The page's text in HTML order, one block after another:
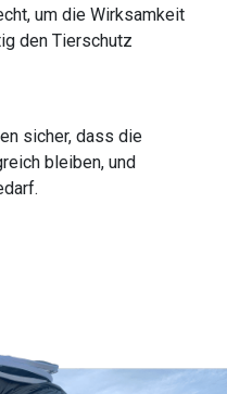
um die Wirksamkeit
den Tierschutz
sicher, dass die
bleiben, und